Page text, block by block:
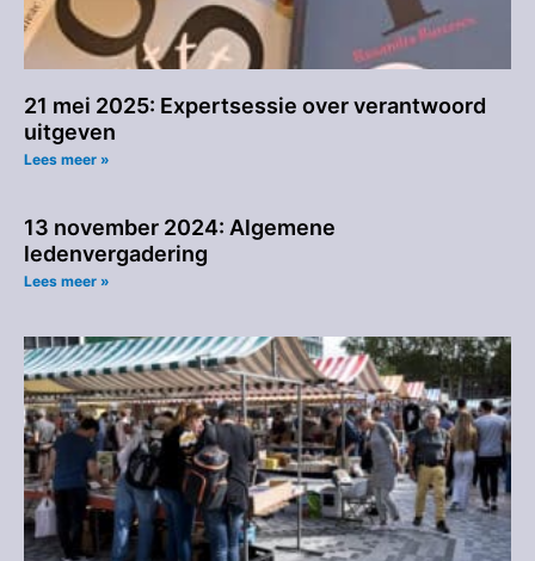
21 mei 2025: Expertsessie over verantwoord
uitgeven
Lees meer »
13 november 2024: Algemene
ledenvergadering
Lees meer »